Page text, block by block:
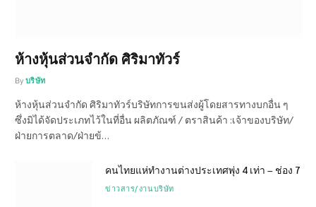
ห้างหุ้นส่วนจำกัด ศิริมาทัวร์
By บริษัท
ห้างหุ้นส่วนจำกัด ศิริมาทัวร์บริษัทการขนส่งผู้โดยสารทางบกอื่น ๆ
ซึ่งมิได้จัดประเภทไว้ในที่อื่น ผลิตภัณฑ์ / ตราสินค้า :เจ้าของบริษัท/
ฝ่ายการตลาด/ฝ่ายข้…
คนไทยแห่ทำงานต่างประเทศพุ่ง 4 เท่า – ช่อง 7
ข่าวสาร/งานบริษัท